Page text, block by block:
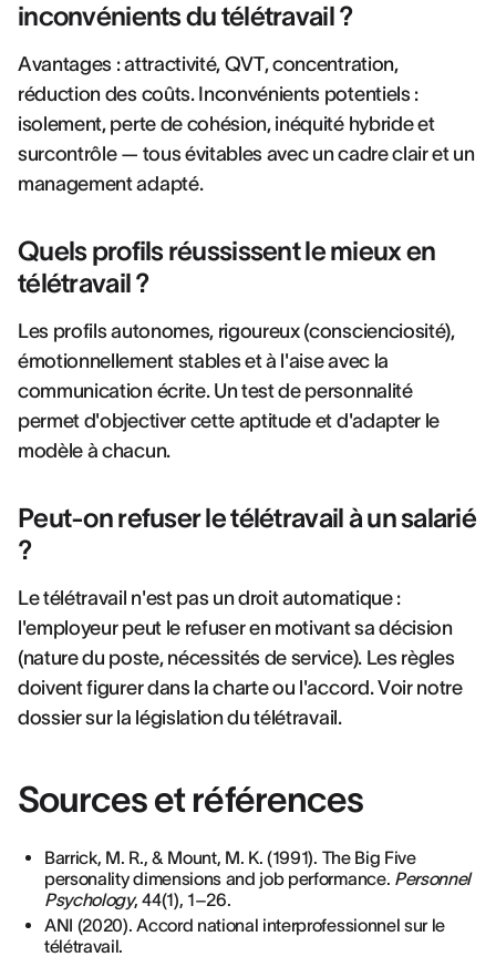
inconvénients du télétravail ?
Avantages : attractivité, QVT, concentration,
réduction des coûts. Inconvénients potentiels :
isolement, perte de cohésion, inéquité hybride et
surcontrôle — tous évitables avec un cadre clair et un
management adapté.
Quels profils réussissent le mieux en
télétravail ?
Les profils autonomes, rigoureux (conscienciosité),
émotionnellement stables et à l'aise avec la
communication écrite. Un test de personnalité
permet d'objectiver cette aptitude et d'adapter le
modèle à chacun.
Peut-on refuser le télétravail à un salarié
?
Le télétravail n'est pas un droit automatique :
l'employeur peut le refuser en motivant sa décision
(nature du poste, nécessités de service). Les règles
doivent figurer dans la charte ou l'accord. Voir notre
dossier sur la législation du télétravail.
Sources et références
Barrick, M. R., & Mount, M. K. (1991). The Big Five
personality dimensions and job performance. Personnel
Psychology, 44(1), 1–26.
ANI (2020). Accord national interprofessionnel sur le
télétravail.